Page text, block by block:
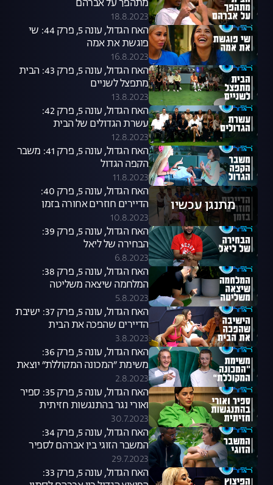
מתהפך על אברהם
18.8.2023
האח הגדול, עונה 5, פרק 44: שי
פוגשת את אמה
16.8.2023
האח הגדול, עונה 5, פרק 43: הבית
מתפצל לשניים
13.8.2023
האח הגדול, עונה 5, פרק 42:
עשרת הגדולים של הבית
12.8.2023
האח הגדול, עונה 5, פרק 41: משבר
הקפה הגדול
11.8.2023
מתנגן עכשיו
האח הגדול, עונה 5, פרק 40:
הדיירים חוזרים אחורה בזמן
10.8.2023
האח הגדול, עונה 5, פרק 39:
הבחירה של ליאל
6.8.2023
האח הגדול, עונה 5, פרק 38:
המלחמה שיצאה משליטה
5.8.2023
האח הגדול, עונה 5, פרק 37: ישיבת
הדיירים שהפכה את הבית
3.8.2023
האח הגדול, עונה 5, פרק 36:
משימת ״המכונה המקוללת״ יוצאת
לדרך
2.8.2023
האח הגדול, עונה 5, פרק 35: ספיר
ואורי נגר בהתנגשות חזיתית
30.7.2023
האח הגדול, עונה 5, פרק 34:
המשבר הזוגי בין אברהם לספיר
29.7.2023
האח הגדול, עונה 5, פרק 33: